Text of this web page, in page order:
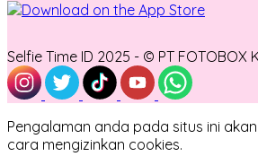
Selfie Time ID 2025 - © PT FOTOBOX
Pengalaman anda pada situs ini
cara mengizinkan cookies.